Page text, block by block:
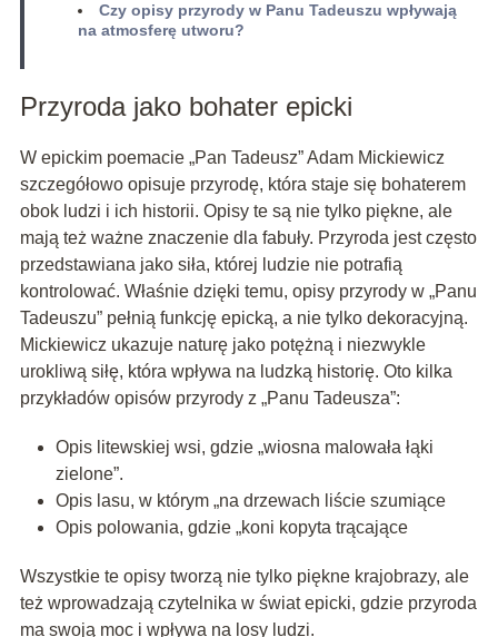
Czy opisy przyrody w Panu Tadeuszu wpływają
na atmosferę utworu?
Przyroda jako bohater epicki
W epickim poemacie „Pan Tadeusz” Adam Mickiewicz
szczegółowo opisuje przyrodę, która staje się bohaterem
obok ludzi i ich historii. Opisy te są nie tylko piękne, ale
mają też ważne znaczenie dla fabuły. Przyroda jest często
przedstawiana jako siła, której ludzie nie potrafią
kontrolować. Właśnie dzięki temu, opisy przyrody w „Panu
Tadeuszu” pełnią funkcję epicką, a nie tylko dekoracyjną.
Mickiewicz ukazuje naturę jako potężną i niezwykle
urokliwą siłę, która wpływa na ludzką historię. Oto kilka
przykładów opisów przyrody z „Panu Tadeusza”:
Opis litewskiej wsi, gdzie „wiosna malowała łąki
zielone”.
Opis lasu, w którym „na drzewach liście szumiące
Opis polowania, gdzie „koni kopyta trącające
Wszystkie te opisy tworzą nie tylko piękne krajobrazy, ale
też wprowadzają czytelnika w świat epicki, gdzie przyroda
ma swoją moc i wpływa na losy ludzi.